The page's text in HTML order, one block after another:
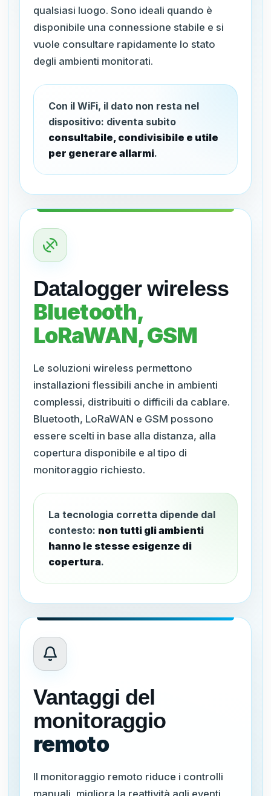
qualsiasi luogo. Sono ideali quando è
disponibile una connessione stabile e si
vuole consultare rapidamente lo stato
degli ambienti monitorati.
Con il WiFi, il dato non resta nel
dispositivo: diventa subito
consultabile, condivisibile e utile
per generare allarmi.
Datalogger wireless
Bluetooth,
LoRaWAN, GSM
Le soluzioni wireless permettono
installazioni flessibili anche in ambienti
complessi, distribuiti o difficili da cablare.
Bluetooth, LoRaWAN e GSM possono
essere scelti in base alla distanza, alla
copertura disponibile e al tipo di
monitoraggio richiesto.
La tecnologia corretta dipende dal
contesto: non tutti gli ambienti
hanno le stesse esigenze di
copertura.
Vantaggi del
monitoraggio
remoto
Il monitoraggio remoto riduce i controlli
manuali, migliora la reattività agli eventi